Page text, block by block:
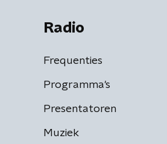
Radio
Frequenties
Programma's
Presentatoren
Muziek